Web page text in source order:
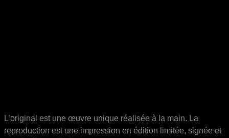
L’original est une œuvre unique réalisée à la main. La
reproduction est une impression en édition limitée, signée et